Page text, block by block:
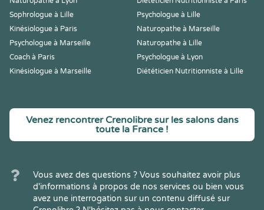
Sophrologue à Lille
Psychologue à Lille
Kinésiologue à Paris
Naturopathe à Marseille
Psychologue à Marseille
Naturopathe à Lille
Coach à Paris
Psychologue à Lyon
Kinésiologue à Marseille
Diététicien Nutritionniste à Lille
Venez rencontrer Crenolibre sur les salons dans
toute la France !
Vous avez des questions ? Vous souhaitez avoir plus
d'informations à propos de nos services ou bien vous
avez une interrogation sur un contenu diffusé sur